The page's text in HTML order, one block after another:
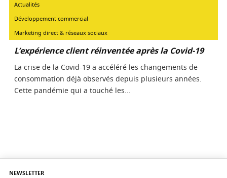
Actualités
Développement commercial
Marketing direct & réseaux sociaux
L’expérience client réinventée après la Covid-19
La crise de la Covid-19 a accéléré les changements de
consommation déjà observés depuis plusieurs années.
Cette pandémie qui a touché les...
NEWSLETTER